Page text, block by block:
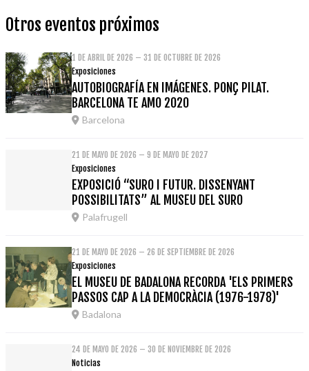
Otros eventos próximos
1 DE ABRIL DE 2026 – 31 DE OCTUBRE DE 2026
Exposiciones
AUTOBIOGRAFÍA EN IMÁGENES. PONÇ PILAT.
BARCELONA TE AMO 2020
Barcelona
21 DE MAYO DE 2026 – 9 DE MAYO DE 2027
Exposiciones
EXPOSICIÓ “SURO I FUTUR. DISSENYANT
POSSIBILITATS” AL MUSEU DEL SURO
Palafrugell
21 DE MAYO DE 2026 – 26 DE SEPTIEMBRE DE 2026
Exposiciones
EL MUSEU DE BADALONA RECORDA 'ELS PRIMERS
PASSOS CAP A LA DEMOCRÀCIA (1976-1978)'
Badalona
24 DE MAYO DE 2026 – 30 DE NOVIEMBRE DE 2026
Noticias